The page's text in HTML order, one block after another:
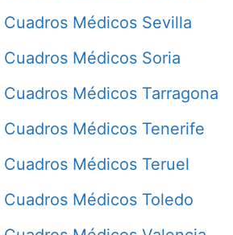
Cuadros Médicos Sevilla
Cuadros Médicos Soria
Cuadros Médicos Tarragona
Cuadros Médicos Tenerife
Cuadros Médicos Teruel
Cuadros Médicos Toledo